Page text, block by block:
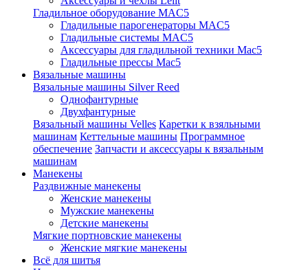
Гладильное оборудование MAC5
Гладильные парогенераторы MAC5
Гладильные системы MAC5
Аксессуары для гладильной техники Mac5
Гладильные прессы Mac5
Вязальные машины
Вязальные машины Silver Reed
Однофантурные
Двухфантурные
Вязальный машины Velles Каретки к взяльными
машинам Кеттельные машины Программное
обеспечение Запчасти и аксессуары к вязальным
машинам
Манекены
Раздвижные манекены
Женские манекены
Мужские манекены
Детские манекены
Мягкие портновские манекены
Женские мягкие манекены
Всё для шитья